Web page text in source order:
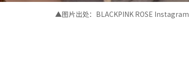
▲图片出处：BLACKPINK ROSE Instagram